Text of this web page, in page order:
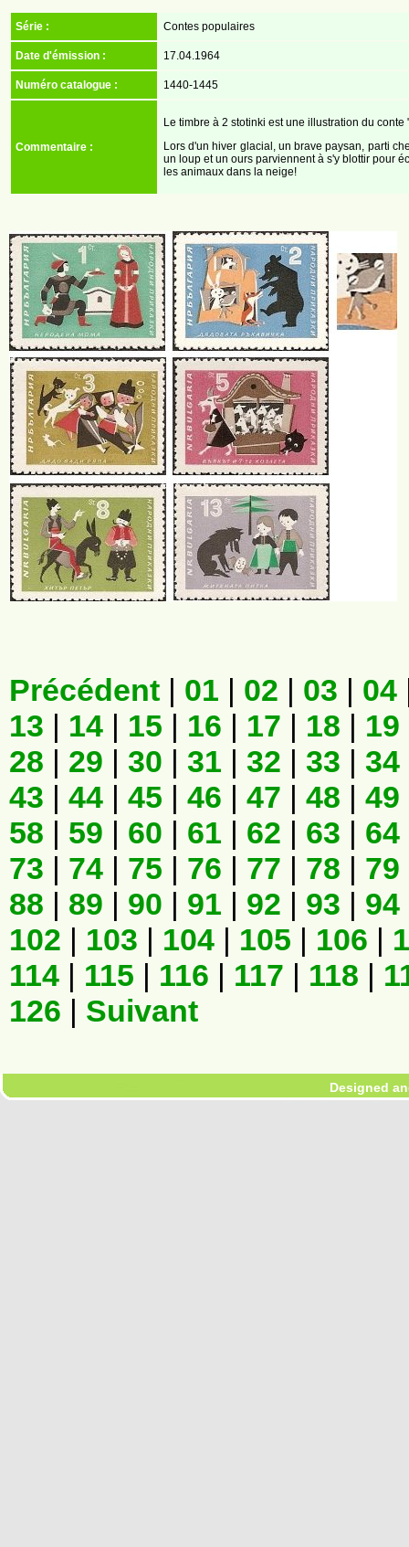
Série : Contes populaires
Date d'émission : 17.04.1964
Numéro catalogue : 1440-1445
Commentaire :
Le timbre à 2 stotinki est une illustration du
Lors d'un hiver glacial, un brave paysan, parti
un loup et un ours parviennent à s'y blottir pour
les animaux dans la neige!
Précédent | 01 | 02 | 03 | 04
13 | 14 | 15 | 16 | 17 | 18 | 19
28 | 29 | 30 | 31 | 32 | 33 | 34
43 | 44 | 45 | 46 | 47 | 48 | 49
58 | 59 | 60 | 61 | 62 | 63 | 64
73 | 74 | 75 | 76 | 77 | 78 | 79
88 | 89 | 90 | 91 | 92 | 93 | 94
102 | 103 | 104 | 105 | 106 |
114 | 115 | 116 | 117 | 118 |
126 | Suivant
Designed